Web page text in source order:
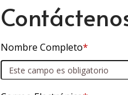
Nombre Completo*